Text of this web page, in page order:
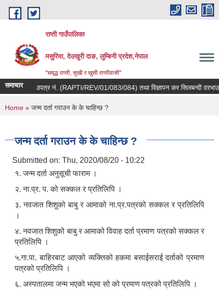
Skip to main content
राप्ती गाउँपालिका
मसुरिया, देउखुरी दाङ, लुम्बिनी प्रदेश,नेपाल
"समृद्ध राप्ती, सुखी र खुसी राप्तीवासी"
समाचारदरभाउपत्र नं. (RAPTI/REV/01/083/084) तथा विज्ञापन कर सिलबन्दी
You are here
Home » जन्म दर्ता गराउन के के चाहिन्छ ?
जन्म दर्ता गराउन के के चाहिन्छ ?
Submitted on: Thu, 2020/08/20 - 10:22
१. जन्म दर्ता अनुसूची फाराम ।
२. ना.प्र. प. को सक्कल र प्रतिलिपि ।
३. नवजात शिशुको बाबु र आमाको ना.प्र.पत्रको सक्कल र प्रतिलिपि
।
४. नवजात शिशुको बाबु र आमाको विवाह दर्ता प्रमाण पत्रको सक्कल र
प्रतिलिपि ।
५.गा.पा. बाहिरबाट आएको व्यक्तिको हकमा बसाईसराई दर्ताको प्रमाण
पत्रको प्रतिलिपि ।
६. अस्पतालमा जन्म भएको भएमा सो को प्रमाण पत्रको प्रतिलिपि ।